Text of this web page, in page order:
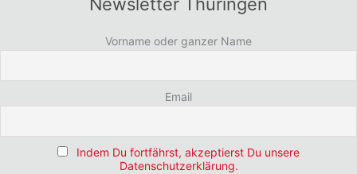
Vorname oder ganzer Name
Email
Indem Du fortfährst, akzeptierst Du unsere
Datenschutzerklärung.